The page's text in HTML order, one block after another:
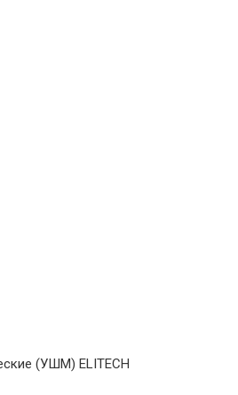
(УШМ) ELITECH